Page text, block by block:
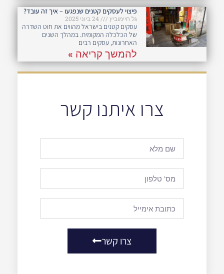
פיצוי לעסקים קטנים שנפגעו – איך זה עובד?
גל חיימוביץ
עסקים קטנים בישראל מהווים את חוט השדרה
של הכלכלה המקומית. במהלך השנים
האחרונות, עסקים רבים
להמשך קריאה »
צרו איתנו קשר
צרו קשר